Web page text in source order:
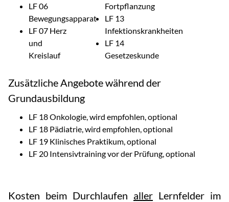
LF 06
Bewegungsapparat
LF 07 Herz
und
Kreislauf
Fortpflanzung
LF 13
Infektionskrankheiten
LF 14
Gesetzeskunde
Zusätzliche Angebote während der
Grundausbildung
LF 18 Onkologie, wird empfohlen, optional
LF 18 Pädiatrie, wird empfohlen, optional
LF 19 Klinisches Praktikum, optional
LF 20 Intensivtraining vor der Prüfung, optional
Kosten beim Durchlaufen aller Lernfelder im